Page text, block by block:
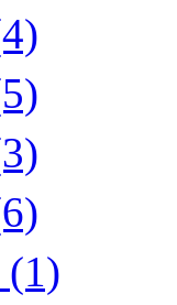
(1)